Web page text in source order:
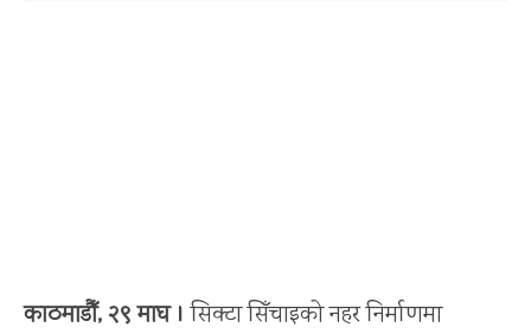
काठमाडौँ, २९ माघ । सिक्टा सिँचाइको नहर निर्माणमा